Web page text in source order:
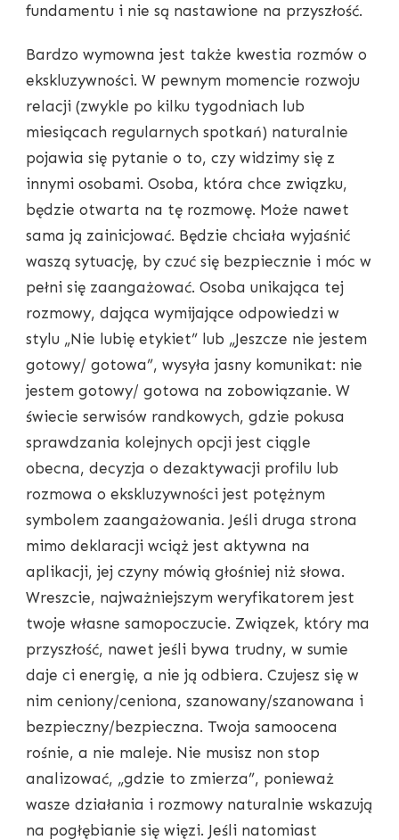
fundamentu i nie są nastawione na przyszłość.
Bardzo wymowna jest także kwestia rozmów o
ekskluzywności. W pewnym momencie rozwoju
relacji (zwykle po kilku tygodniach lub
miesiącach regularnych spotkań) naturalnie
pojawia się pytanie o to, czy widzimy się z
innymi osobami. Osoba, która chce związku,
będzie otwarta na tę rozmowę. Może nawet
sama ją zainicjować. Będzie chciała wyjaśnić
waszą sytuację, by czuć się bezpiecznie i móc w
pełni się zaangażować. Osoba unikająca tej
rozmowy, dająca wymijające odpowiedzi w
stylu „Nie lubię etykiet” lub „Jeszcze nie jestem
gotowy/ gotowa”, wysyła jasny komunikat: nie
jestem gotowy/ gotowa na zobowiązanie. W
świecie serwisów randkowych, gdzie pokusa
sprawdzania kolejnych opcji jest ciągle
obecna, decyzja o dezaktywacji profilu lub
rozmowa o ekskluzywności jest potężnym
symbolem zaangażowania. Jeśli druga strona
mimo deklaracji wciąż jest aktywna na
aplikacji, jej czyny mówią głośniej niż słowa.
Wreszcie, najważniejszym weryfikatorem jest
twoje własne samopoczucie. Związek, który ma
przyszłość, nawet jeśli bywa trudny, w sumie
daje ci energię, a nie ją odbiera. Czujesz się w
nim ceniony/ceniona, szanowany/szanowana i
bezpieczny/bezpieczna. Twoja samoocena
rośnie, a nie maleje. Nie musisz non stop
analizować, „gdzie to zmierza”, ponieważ
wasze działania i rozmowy naturalnie wskazują
na pogłębianie się więzi. Jeśli natomiast